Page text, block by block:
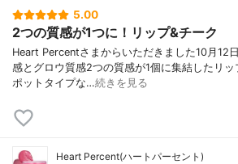
5.00
2つの質感が1つに！リップ&チーク
Heart Percentさまからいただきました10月12
感とグロウ質感2つの質感が1個に集結したリ
ポットタイプな…続きを見る
Heart Percent(ハートパーセント)